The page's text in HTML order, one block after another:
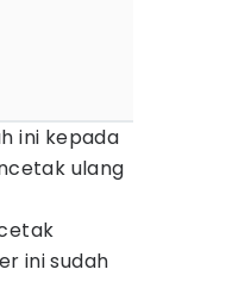
ini kepada
ulang
ini sudah